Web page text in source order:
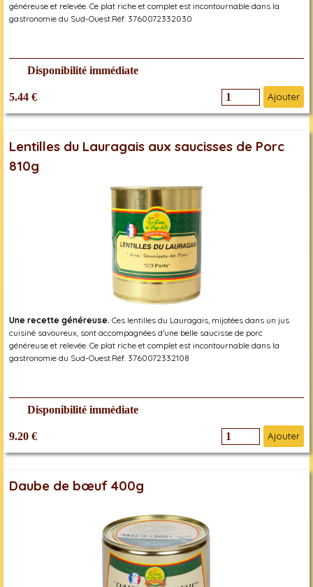
généreuse et relevée. Ce plat riche et complet est incontournable dans la
gastronomie du Sud-Ouest.Réf. 3760072332030
Disponibilité immédiate
5.44 € Ajouter
Lentilles du Lauragais aux saucisses de Porc
810g
Une recette généreuse. Ces lentilles du Lauragais, mijotées dans un jus
cuisiné savoureux, sont accompagnées d’une belle saucisse de porc
généreuse et relevée. Ce plat riche et complet est incontournable dans la
gastronomie du Sud-Ouest.Réf. 3760072332108
Disponibilité immédiate
9.20 € Ajouter
Daube de bœuf 400g